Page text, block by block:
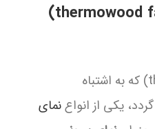
نمای ترمووود (thermowood facade)
یکی از انواعنمای